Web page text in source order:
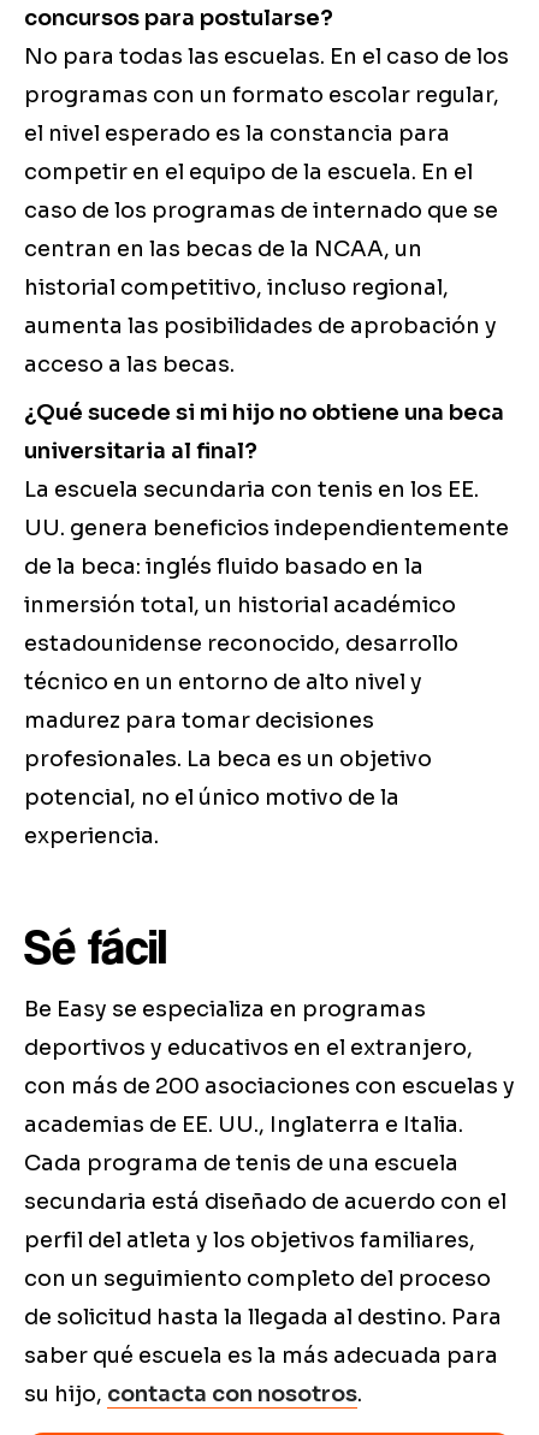
concursos para postularse?
No para todas las escuelas. En el caso de los
programas con un formato escolar regular,
el nivel esperado es la constancia para
competir en el equipo de la escuela. En el
caso de los programas de internado que se
centran en las becas de la NCAA, un
historial competitivo, incluso regional,
aumenta las posibilidades de aprobación y
acceso a las becas.
¿Qué sucede si mi hijo no obtiene una beca
universitaria al final?
La escuela secundaria con tenis en los EE.
UU. genera beneficios independientemente
de la beca: inglés fluido basado en la
inmersión total, un historial académico
estadounidense reconocido, desarrollo
técnico en un entorno de alto nivel y
madurez para tomar decisiones
profesionales. La beca es un objetivo
potencial, no el único motivo de la
experiencia.
Sé fácil
Be Easy se especializa en programas
deportivos y educativos en el extranjero,
con más de 200 asociaciones con escuelas y
academias de EE. UU., Inglaterra e Italia.
Cada programa de tenis de una escuela
secundaria está diseñado de acuerdo con el
perfil del atleta y los objetivos familiares,
con un seguimiento completo del proceso
de solicitud hasta la llegada al destino. Para
saber qué escuela es la más adecuada para
su hijo, contacta con nosotros.